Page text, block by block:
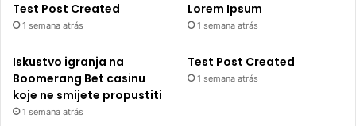
Test Post Created
1 semana atrás
Lorem Ipsum
1 semana atrás
Iskustvo igranja na
Boomerang Bet casinu
koje ne smijete propustiti
1 semana atrás
Test Post Created
1 semana atrás